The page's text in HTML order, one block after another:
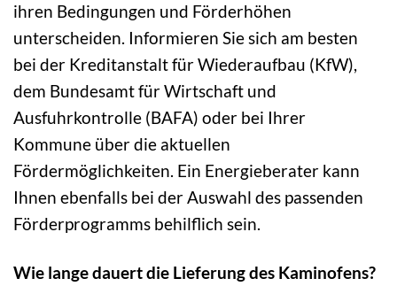
ihren Bedingungen und Förderhöhen
unterscheiden. Informieren Sie sich am besten
bei der Kreditanstalt für Wiederaufbau (KfW),
dem Bundesamt für Wirtschaft und
Ausfuhrkontrolle (BAFA) oder bei Ihrer
Kommune über die aktuellen
Fördermöglichkeiten. Ein Energieberater kann
Ihnen ebenfalls bei der Auswahl des passenden
Förderprogramms behilflich sein.
Wie lange dauert die Lieferung des Kaminofens?